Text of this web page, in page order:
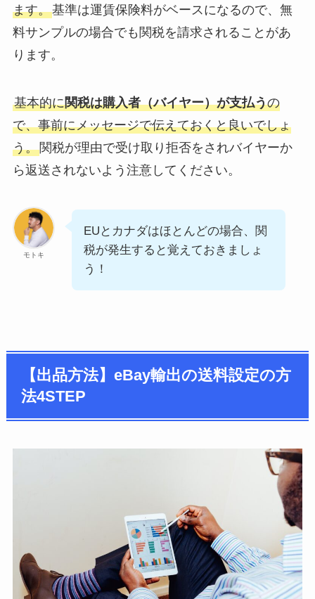
ます。基準は運賃保険料がベースになるので、無
料サンプルの場合でも関税を請求されることがあ
ります。
基本的に関税は購入者（バイヤー）が支払うの
で、事前にメッセージで伝えておくと良いでしょ
う。関税が理由で受け取り拒否をされバイヤーか
ら返送されないよう注意してください。
モトキ
EUとカナダはほとんどの場合、関
税が発生すると覚えておきましょ
う！
【出品方法】eBay輸出の送料設定の方
法4STEP